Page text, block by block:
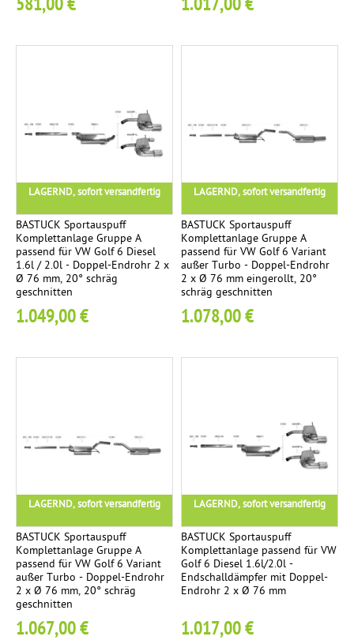
/
e
r
h
r
Ø
1
0
2
v
e
r
c
h
r
581,00 € 1.017,00 €
LAGERND, sofort versandfertig
BASTUCK Sportauspuff
Komplettanlage Gruppe A
passend für VW Golf 6 Diesel
1.6l / 2.0l - Doppel-Endrohr 2 x
Ø 76 mm, 20° schräg
geschnitten
1.049,00 €
LAGERND, sofort versandfertig
BASTUCK Sportauspuff
Komplettanlage Gruppe A
passend für VW Golf 6 Variant
außer Turbo - Doppel-Endrohr
2 x Ø 76 mm eingerollt, 20°
schräg geschnitten
1.078,00 €
LAGERND, sofort versandfertig
BASTUCK Sportauspuff
Komplettanlage Gruppe A
passend für VW Golf 6 Variant
außer Turbo - Doppel-Endrohr
2 x Ø 76 mm, 20° schräg
geschnitten
1.067,00 €
LAGERND, sofort versandfertig
BASTUCK Sportauspuff
Komplettanlage passend für VW
Golf 6 Diesel 1.6l/2.0l -
Endschalldämpfer mit Doppel-
Endrohr 2 x Ø 76 mm
1.017,00 €